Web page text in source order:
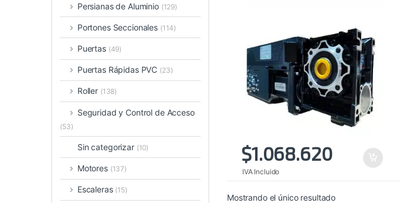
$1.068.620
IVA Incluido
Mostrando el único resultado
Persianas de Aluminio (129)
Portones Seccionales (114)
Puertas (49)
Puertas Rápidas PVC (23)
Roller (138)
Seguridad y Control de Acceso
(53)
Sin categorizar (10)
Motores (137)
Escaleras (15)